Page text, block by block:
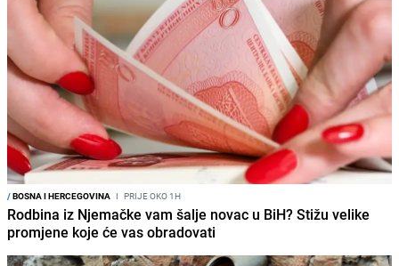
/BOSNA I HERCEGOVINA I PRIJE OKO 1H
Rodbina iz Njemačke vam šalje novac u BiH? Stižu velike
promjene koje će vas obradovati